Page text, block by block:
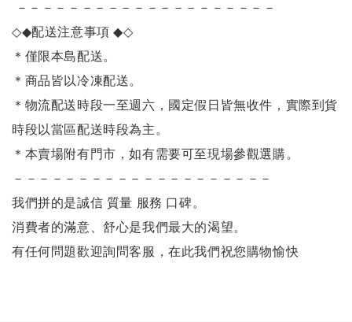
－－－－－－－－－－－－－－－－－－－－
◇◆配送注意事項◆◇
＊僅限本島配送。
＊商品皆以冷凍配送。
＊物流配送時段一至週六，國定假日皆無收件，實際到貨
時段以當區配送時段為主。
＊本賣場附有門市，如有需要可至現場參觀選購。
－－－－－－－－－－－－－－－－－－－－
我們拼的是誠信 質量 服務 口碑。
消費者的滿意、舒心是我們最大的渴望。
有任何問題歡迎詢問客服，在此我們祝您購物愉快